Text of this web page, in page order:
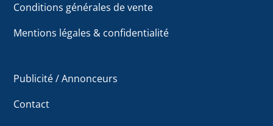
Conditions générales de vente
Mentions légales & confidentialité
Publicité / Annonceurs
Contact